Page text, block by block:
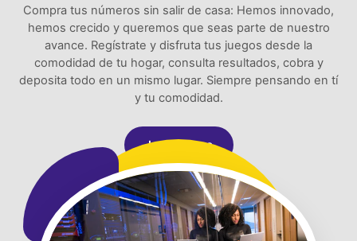
Compra tus números sin salir de casa: Hemos innovado,
hemos crecido y queremos que seas parte de nuestro
avance. Regístrate y disfruta tus juegos desde la
comodidad de tu hogar, consulta resultados, cobra y
deposita todo en un mismo lugar. Siempre pensando en tí
y tu comodidad.
Jugar Ahora